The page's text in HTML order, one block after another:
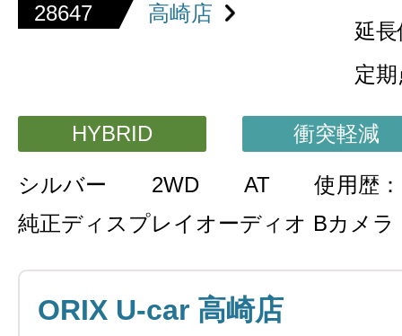
28647 高崎店
延
定
HYBRID 衝突軽減
シルバー 2WD AT
使用歴
純正ディスプレイオーディオ Bカメラ
ORIX U-car 高崎店